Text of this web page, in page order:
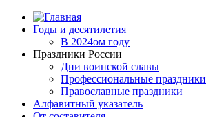
Годы и десятилетия
В 2024ом году
Праздники России
Дни воинской славы
Профессиональные праздники
Православные праздники
Алфавитный указатель